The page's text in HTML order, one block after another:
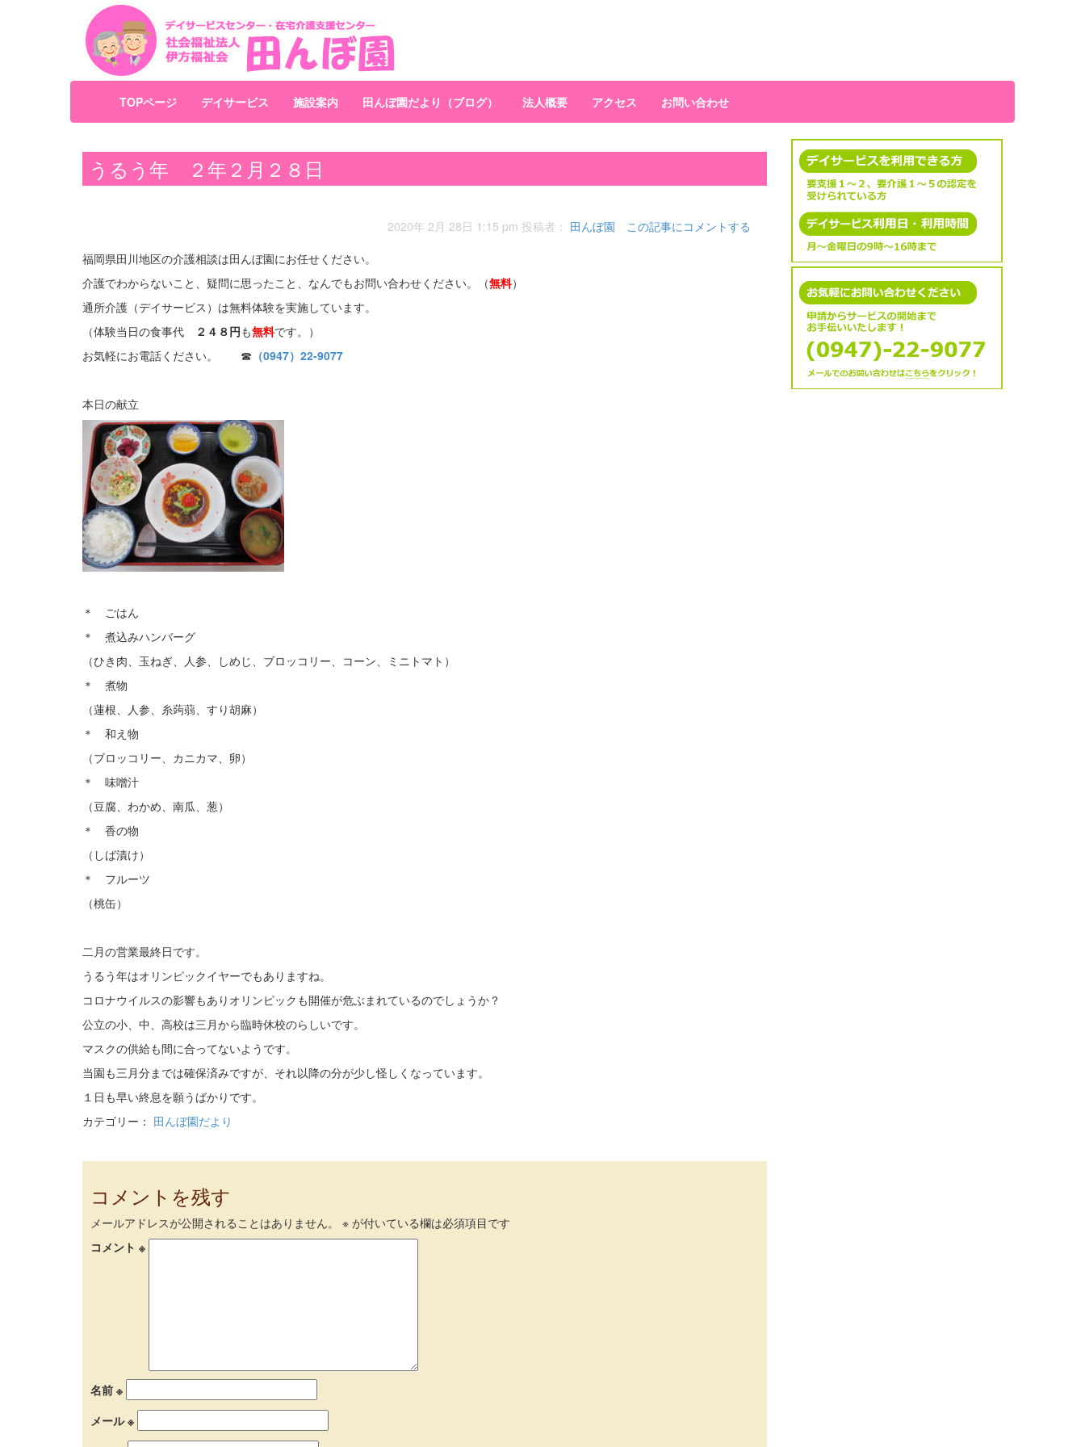
TOPページ デイサービス 施設案内 田んぼ園だより（ブログ） 法人概要 アクセス お問い合わせ
うるう年 ２年２月２８日
2020年 2月 28日 1:15 pm 投稿者： 田んぼ園
この記事にコメントする
福岡県田川地区の介護相談は田んぼ園にお任せください。
介護でわからないこと、疑問に思ったこと、なんでもお問い合わせください。（無料）
通所介護（デイサービス）は無料体験を実施しています。
（体験当日の食事代
２４８円も無料です。）
お気軽にお電話ください。 ☎ （0947）22-9077
本日の献立
＊ ごはん
＊ 煮込みハンバーグ
（ひき肉、玉ねぎ、人参、しめじ、ブロッコリー、コーン、ミニトマト）
＊ 煮物
（蓮根、人参、糸蒟蒻、すり胡麻）
＊ 和え物
（ブロッコリー、カニカマ、卵）
＊ 味噌汁
（豆腐、わかめ、南瓜、葱）
＊ 香の物
（しば漬け）
＊ フルーツ
（桃缶）
二月の営業最終日です。
うるう年はオリンピックイヤーでもありますね。
コロナウイルスの影響もありオリンピックも開催が危ぶまれているのでしょうか？
公立の小、中、高校は三月から臨時休校のらしいです。
マスクの供給も間に合ってないようです。
当園も三月分までは確保済みですが、それ以降の分が少し怪しくなっています。
１日も早い終息を願うばかりです。
カテゴリー： 田んぼ園だより
コメントを残す
メールアドレスが公開されることはありません。 ※ が付いている欄は必須項目です
コメント ※
名前 ※
メール※